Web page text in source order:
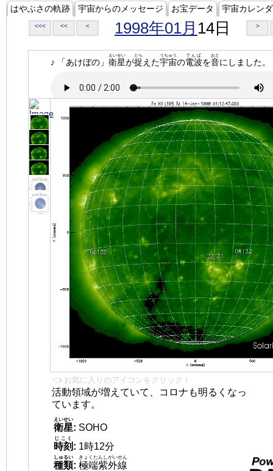
はやぶさの軌跡 宇宙からのメッセージ お宝データ 宇宙カレン
<<< << < 1998年01月 14日 >
♪ 「あけぼの」 衛星
えいせい
が捉
とら
えた宇宙
うちゅう
の電波
でんぱ
を音
おと
にしました。
👈 お気に入りのアイコンをクリック！
活動領域が増えていて、コロナも明るくなっ
ています。
衛星
えいせい
: SOHO
時刻
じこく
: 1時12分
種類
しゅるい
: 極端紫外線
きょくたんしがいせん